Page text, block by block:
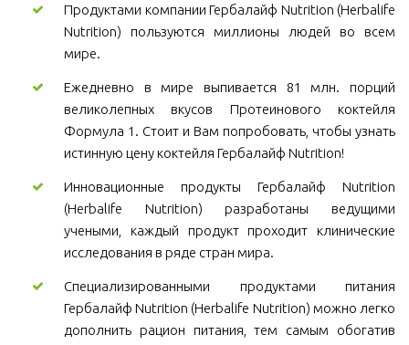
Продуктами компании Гербалайф Nutrition (Herbalife
Nutrition) пользуются миллионы людей во всем
мире.
Ежедневно в мире выпивается 81 млн. порций
великолепных вкусов Протеинового коктейля
Формула 1. Стоит и Вам попробовать, чтобы узнать
истинную цену коктейля Гербалайф Nutrition!
Инновационные продукты Гербалайф Nutrition
(Herbalife Nutrition) разработаны ведущими
учеными, каждый продукт проходит клинические
исследования в ряде стран мира.
Специализированными продуктами питания
Гербалайф Nutrition (Herbalife Nutrition) можно легко
дополнить рацион питания, тем самым обогатив